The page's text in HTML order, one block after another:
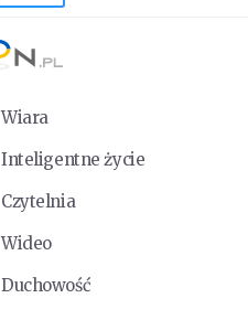
Wiara
Inteligentne życie
Czytelnia
Wideo
Duchowość